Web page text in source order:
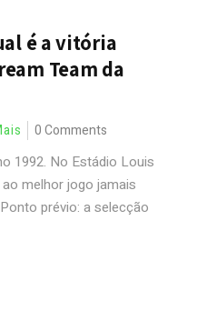
é a vitória
Team da
0 Comments
1992. No Estádio Louis
melhor jogo jamais
prévio: a selecção